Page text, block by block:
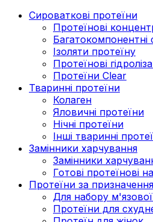
Сироваткові протеїни
Протеїнові
Багатокомпонентні
Ізоляти протеїну
Протеїнові
Протеїни Clear
Тваринні протеїни
Колаген
Яловичні протеїни
Нічні протеїни
Інші тваринні
Замінники харчування
Замінники
Готові протеїнові
Протеїни за
Для набору
Протеїни для